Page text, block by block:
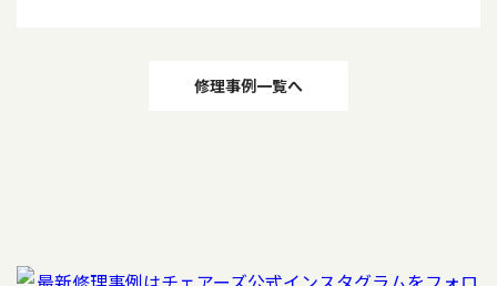
修理事例一覧へ